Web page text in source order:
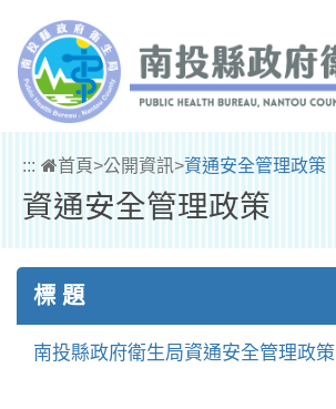
::: 首頁>公開資訊>資通安全管理政策
資通安全管理政策
標 題
南投縣政府衛生局資通安全管理政策